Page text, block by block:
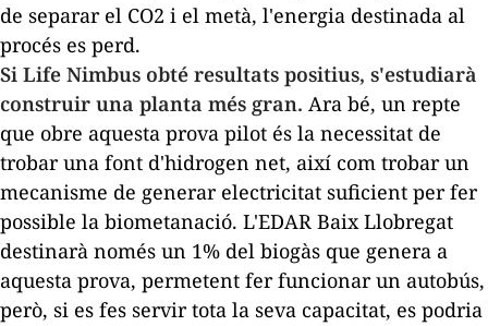
de separar el CO2 i el metà, l'energia destinada al
procés es perd.
Si Life Nimbus obté resultats positius, s'estudiarà
construir una planta més gran. Ara bé, un repte
que obre aquesta prova pilot és la necessitat de
trobar una font d'hidrogen net, així com trobar un
mecanisme de generar electricitat suficient per fer
possible la biometanació. L'EDAR Baix Llobregat
destinarà només un 1% del biogàs que genera a
aquesta prova, permetent fer funcionar un autobús,
però, si es fes servir tota la seva capacitat, es podria